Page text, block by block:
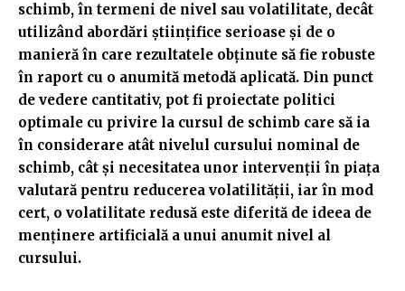
schimb, în termeni de nivel sau volatilitate, decât
utilizând abordări științifice serioase și de o
manieră în care rezultatele obținute să fie robuste
în raport cu o anumită metodă aplicată. Din punct
de vedere cantitativ, pot fi proiectate politici
optimale cu privire la cursul de schimb care să ia
în considerare atât nivelul cursului nominal de
schimb, cât și necesitatea unor intervenții în piața
valutară pentru reducerea volatilității, iar în mod
cert, o volatilitate redusă este diferită de ideea de
menținere artificială a unui anumit nivel al
cursului.